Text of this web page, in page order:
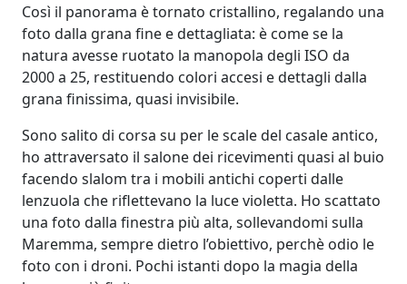
Così il panorama è tornato cristallino, regalando una
foto dalla grana fine e dettagliata: è come se la
natura avesse ruotato la manopola degli ISO da
2000 a 25, restituendo colori accesi e dettagli dalla
grana finissima, quasi invisibile.
Sono salito di corsa su per le scale del casale antico,
ho attraversato il salone dei ricevimenti quasi al buio
facendo slalom tra i mobili antichi coperti dalle
lenzuola che riflettevano la luce violetta. Ho scattato
una foto dalla finestra più alta, sollevandomi sulla
Maremma, sempre dietro l’obiettivo, perchè odio le
foto con i droni. Pochi istanti dopo la magia della